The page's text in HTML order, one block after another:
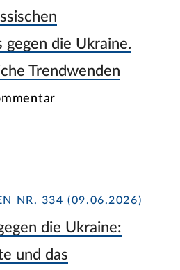
gegen die Ukraine.
Trendwenden
NR. 334 (09.06.2026)
die Ukraine:
und das